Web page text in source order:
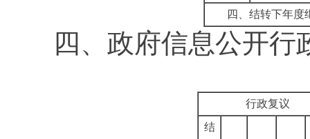
四、结转下年度
四、政府信息公开行
行政复议
结